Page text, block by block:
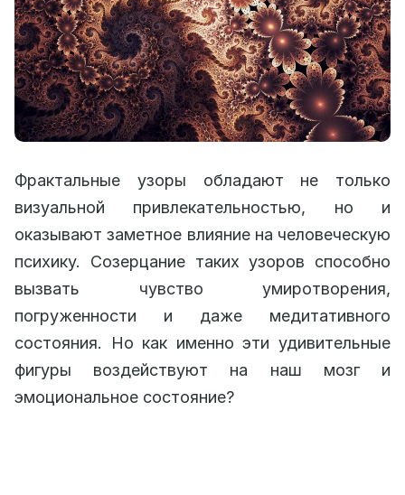
Фрактальные узоры обладают не только
визуальной привлекательностью, но и
оказывают заметное влияние на человеческую
психику. Созерцание таких узоров способно
вызвать чувство умиротворения,
погруженности и даже медитативного
состояния. Но как именно эти удивительные
фигуры воздействуют на наш мозг и
эмоциональное состояние?